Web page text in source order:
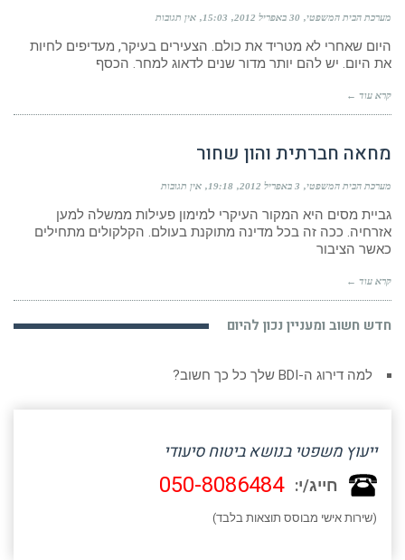
מערכת הבית המשפטי 30 באפריל 2012 15:03 אין תגובות
היום שאחרי לא מטריד את כולם. הצעירים בעיקר, מעדיפים לחיות
את היום. יש להם יותר מדור שנים לדאוג למחר. הכסף
קרא עוד ←
מחאה חברתית והון שחור
מערכת הבית המשפטי 3 באפריל 2012 19:18 אין תגובות
גביית מסים היא המקור העיקרי למימון פעילות ממשלה למען
אזרחיה. ככה זה בכל מדינה מתוקנת בעולם. הקלקולים מתחילים
כאשר הציבור
קרא עוד ←
חדש חשוב ומעניין נכון להיום
למה דירוג ה-BDI שלך כל כך חשוב?
ייעוץ משפטי בנושא ביטוח סיעודי
חייג/י: 050-8086484
(שירות אישי מבוסס תוצאות בלבד)